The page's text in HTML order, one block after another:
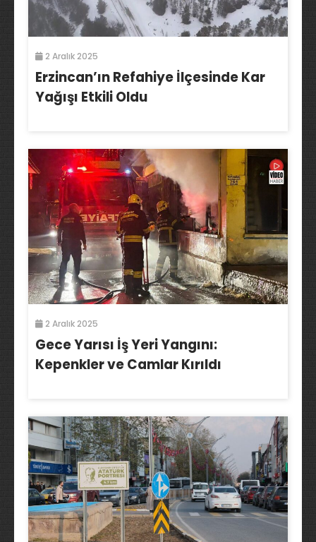
2 Aralık 2025
Erzincan’ın Refahiye İlçesinde Kar
Yağışı Etkili Oldu
2 Aralık 2025
Gece Yarısı İş Yeri Yangını:
Kepenkler ve Camlar Kırıldı